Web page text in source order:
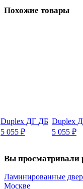
Похожие товары
Duplex ДГ ДБ
5 055 ₽
Duplex
5 055 ₽
Вы просматривали
Ламинированные
Москве